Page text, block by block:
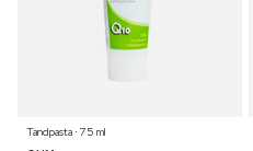
Tandpasta ⋅ 75 ml